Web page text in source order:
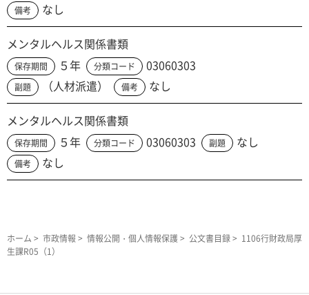
備考 なし
メンタルヘルス関係書類
保存期間 ５年 分類コード 03060303
副題 （人材派遣） 備考 なし
メンタルヘルス関係書類
保存期間 ５年 分類コード 03060303 副題 なし
備考 なし
ホーム > 市政情報 > 情報公開・個人情報保護> 公文書目録> 1106行財政局厚
生課R05（1）